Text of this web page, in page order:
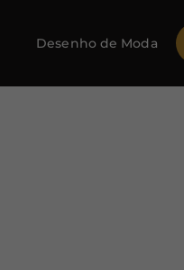
Desenho de Moda